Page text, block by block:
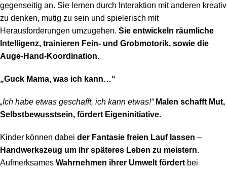
gegenseitig an. Sie lernen durch Interaktion mit anderen kreativ
zu denken, mutig zu sein und spielerisch mit
Herausforderungen umzugehen. Sie entwickeln räumliche
Intelligenz, trainieren Fein- und Grobmotorik, sowie die
Auge-Hand-Koordination.
„Guck Mama, was ich kann…“
„Ich habe etwas geschafft, ich kann etwas!“ Malen schafft Mut,
Selbstbewusstsein, fördert Eigeninitiative.
Kinder können dabei der Fantasie freien Lauf lassen –
Handwerkszeug um ihr späteres Leben zu meistern.
Aufmerksames Wahrnehmen ihrer Umwelt fördert bei